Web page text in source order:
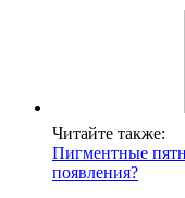
Читайте также:
Пигментные
появления?